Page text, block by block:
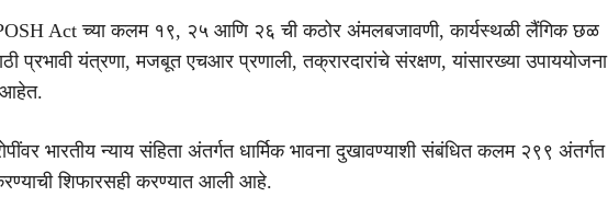
Act च्या कलम १९, २५ आणि २६ ची कठोर अंमलबजावणी, कार्यस्थळी लैंगिक छळ
प्रभावी यंत्रणा, मजबूत एचआर प्रणाली, तक्रारदारांचे संरक्षण, यांसारख्या उपाययोजना
भारतीय न्याय संहिताअंतर्गत धार्मिक भावना दुखावण्याशी संबंधित कलम २९९ अंतर्गत
शिफारसही करण्यात आली आहे.